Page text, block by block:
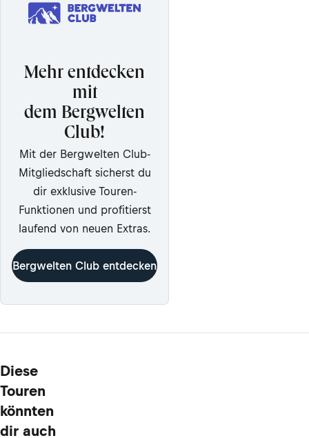
Mehr entdecken
mit
dem Bergwelten
Club!
Mit der Bergwelten Club-
Mitgliedschaft sicherst du
dir exklusive Touren-
Funktionen und profitierst
laufend von neuen Extras.
Bergwelten Club entdecken
Diese
Touren
könnten
dir auch